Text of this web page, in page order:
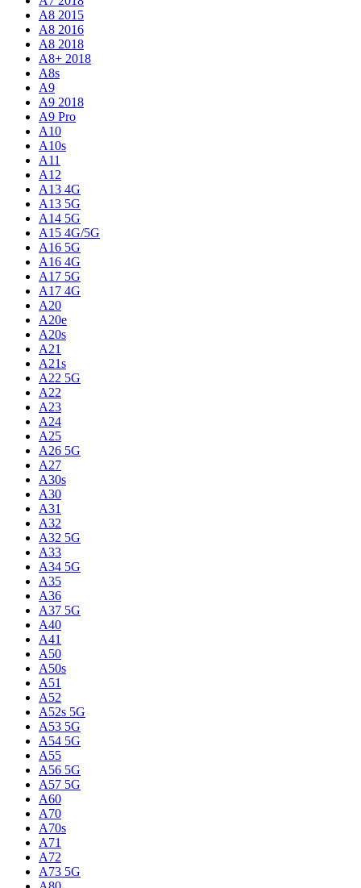
A8 2015
A8 2016
A8 2018
A8+ 2018
A8s
A9
A9 2018
A9 Pro
A10
A10s
A11
A12
A13 4G
A13 5G
A14 5G
A15 4G/5G
A16 5G
A16 4G
A17 5G
A17 4G
A20
A20e
A20s
A21
A21s
A22 5G
A22
A23
A24
A25
A26 5G
A27
A30s
A30
A31
A32
A32 5G
A33
A34 5G
A35
A36
A37 5G
A40
A41
A50
A50s
A51
A52
A52s 5G
A53 5G
A54 5G
A55
A56 5G
A57 5G
A60
A70
A70s
A71
A72
A73 5G